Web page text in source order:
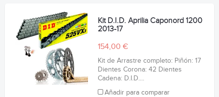
Kit D.I.D. Aprilia Caponord 1200
2013-17
154,00 €
Kit de Arrastre completo: Piñón: 17
Dientes Corona: 42 Dientes
Cadena: D.I.D....
Añadir para comparar